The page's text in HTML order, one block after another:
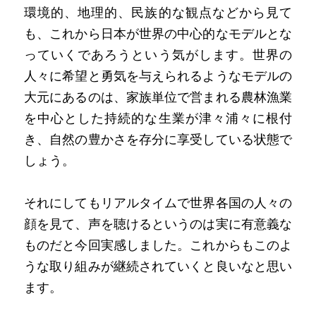
環境的、地理的、民族的な観点などから見て
も、これから日本が世界の中心的なモデルとな
っていくであろうという気がします。世界の
人々に希望と勇気を与えられるようなモデルの
大元にあるのは、家族単位で営まれる農林漁業
を中心とした持続的な生業が津々浦々に根付
き、自然の豊かさを存分に享受している状態で
しょう。
それにしてもリアルタイムで世界各国の人々の
顔を見て、声を聴けるというのは実に有意義な
ものだと今回実感しました。これからもこのよ
うな取り組みが継続されていくと良いなと思い
ます。